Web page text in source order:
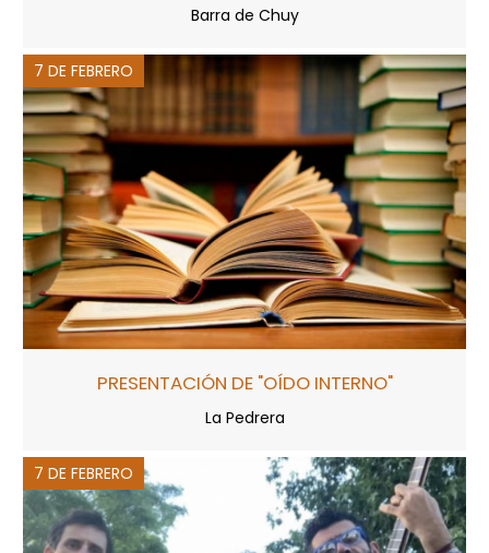
Barra de Chuy
7 DE FEBRERO
PRESENTACIÓN DE "OÍDO INTERNO"
La Pedrera
7 DE FEBRERO